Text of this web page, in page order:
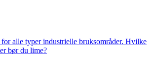
alle typer industrielle bruksområder. Hvilke
bør du lime?